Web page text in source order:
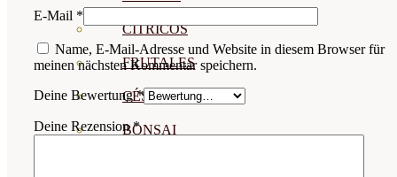
CÍTRICOS
FRUTALES
CÉSPED
BONSAI
E-Mail *
Name, E-Mail-Adresse und Website in diesem Browser für
meinen nächsten Kommentar speichern.
Deine Bewertung*
Deine Rezension*